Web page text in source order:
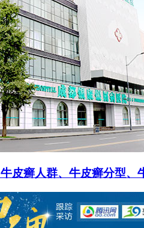
牛皮癣人群、 牛皮癣分型、